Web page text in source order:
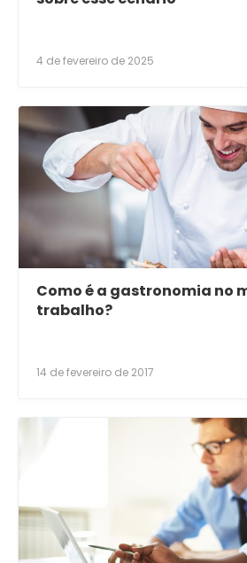
4 de fevereiro de 2025
Como é a gastronomia no
trabalho?
14 de fevereiro de 2017